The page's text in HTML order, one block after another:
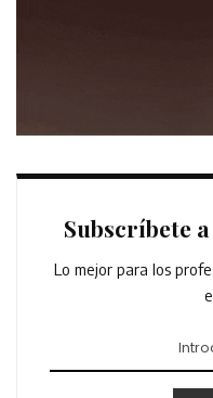
Subscríbete
Lo mejor para los